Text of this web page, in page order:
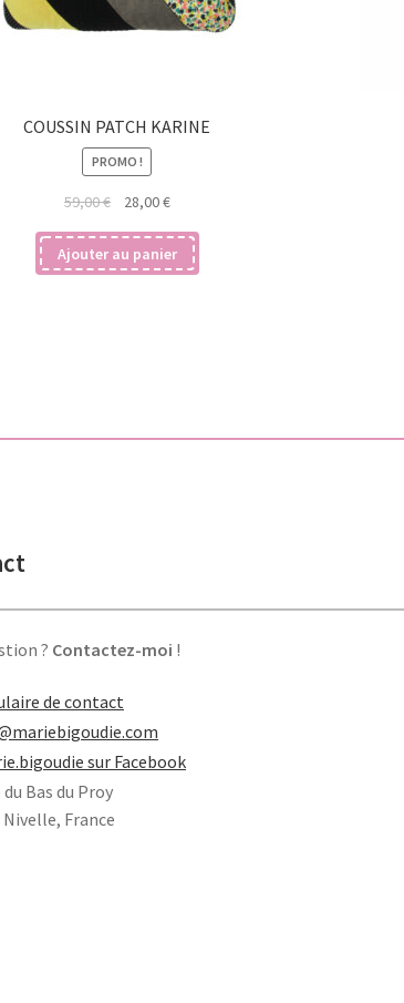
COUSSIN PATCH KARINE
PROMO !
59,00€
Le
initial
était :
28,00€Le
actuel
est :
Ajouter au panier
? Contactez-moi !
de contact
sur Facebook
du Bas du Proy
Nivelle, France